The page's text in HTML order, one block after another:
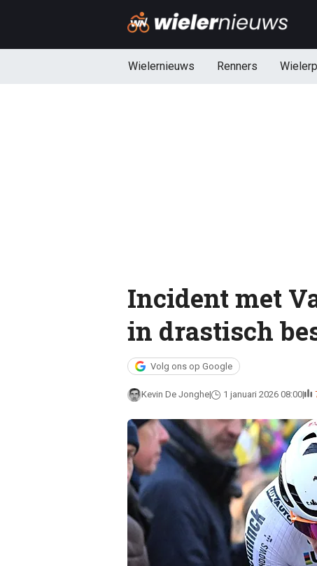
Wielernieuws Renners
Incident met
in drastisch
Volg ons op Google
Kevin De Jonghe 1 januari 2026 08:00